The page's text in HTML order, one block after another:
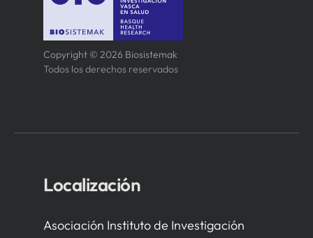
Copyright © 2026 Biosistemak
Todos los derechos reservados
Localización
Asociación Instituto de Investigación